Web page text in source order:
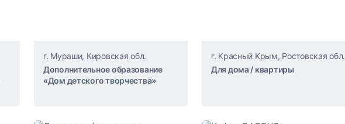
г. Мураши, Кировская обл.
Дополнительное образование
«Дом детского творчества»
г. Красный Крым, Ростовская обл.
Для дома / квартиры